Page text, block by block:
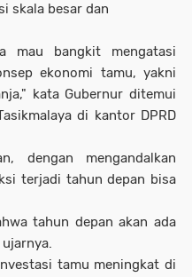
skala besar dan
mau bangkit mengatasi
ekonomi tamu, yakni
kata Gubernur ditemui
di kantor DPRD
dengan mengandalkan
terjadi tahun depan bisa
tahun depan akan ada
tamu meningkat di